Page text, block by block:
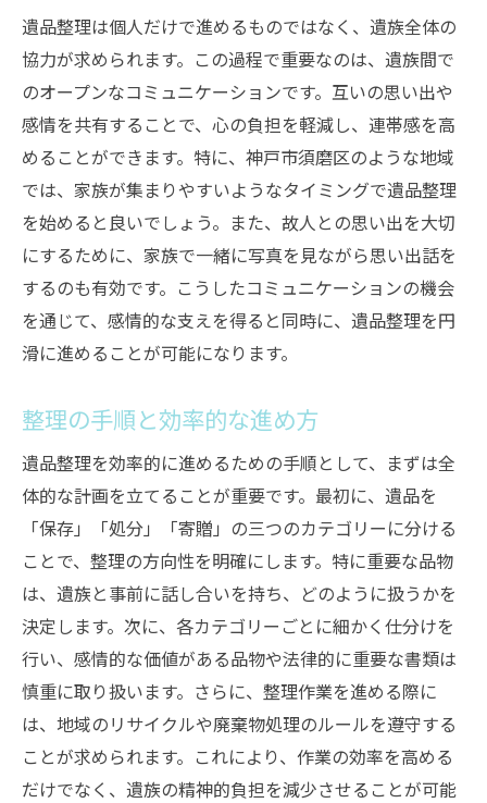
専門家に相談するメリット
家族の協力を得るためのコミュニケーショ
ン
遺品整理の際に気を付けたい感情的ケアの重要
性
遺族の感情面をサポートする方法
故人との思い出を大切にするためのステッ
プ
心理的負担を軽減するための工夫
感情的なサポートを提供する専門家の役割
遺族のメンタルヘルスに配慮した進行
季節ごとの遺品整理のポイント
湿気対策と保管方法
寒さによる遺品の保護方法
四季に応じた整理スケジュールの組み方
気候に合わせた遺品の保管戦略
季節変化に対応するための具体的対策
地域文化を尊重した遺品整理故人を偲ぶプロセ
ス
文化を尊重した遺品整理の意義
遺品整理は個人だけで進めるものではなく、遺族全体の
協力が求められます。この過程で重要なのは、遺族間で
のオープンなコミュニケーションです。互いの思い出や
感情を共有することで、心の負担を軽減し、連帯感を高
めることができます。特に、神戸市須磨区のような地域
では、家族が集まりやすいようなタイミングで遺品整理
を始めると良いでしょう。また、故人との思い出を大切
にするために、家族で一緒に写真を見ながら思い出話を
するのも有効です。こうしたコミュニケーションの機会
を通じて、感情的な支えを得ると同時に、遺品整理を円
滑に進めることが可能になります。
整理の手順と効率的な進め方
遺品整理を効率的に進めるための手順として、まずは全
体的な計画を立てることが重要です。最初に、遺品を
「保存」「処分」「寄贈」の三つのカテゴリーに分ける
ことで、整理の方向性を明確にします。特に重要な品物
は、遺族と事前に話し合いを持ち、どのように扱うかを
決定します。次に、各カテゴリーごとに細かく仕分けを
行い、感情的な価値がある品物や法律的に重要な書類は
慎重に取り扱います。さらに、整理作業を進める際に
は、地域のリサイクルや廃棄物処理のルールを遵守する
ことが求められます。これにより、作業の効率を高める
だけでなく、遺族の精神的負担を減少させることが可能